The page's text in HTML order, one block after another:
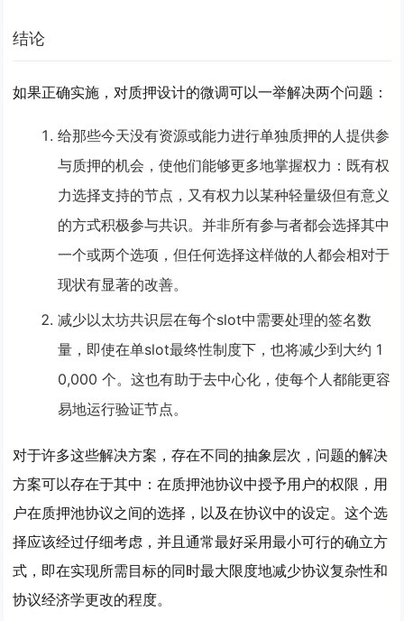
结论
如果正确实施，对质押设计的微调可以一举解决两个问题：
给那些今天没有资源或能力进行单独质押的人提供参
与质押的机会，使他们能够更多地掌握权力：既有权
力选择支持的节点，又有权力以某种轻量级但有意义
的方式积极参与共识。并非所有参与者都会选择其中
一个或两个选项，但任何选择这样做的人都会相对于
现状有显著的改善。
减少以太坊共识层在每个slot中需要处理的签名数
量，即使在单slot最终性制度下，也将减少到大约 1
0,000 个。这也有助于去中心化，使每个人都能更容
易地运行验证节点。
对于许多这些解决方案，存在不同的抽象层次，问题的解决
方案可以存在于其中：在质押池协议中授予用户的权限，用
户在质押池协议之间的选择，以及在协议中的设定。这个选
择应该经过仔细考虑，并且通常最好采用最小可行的确立方
式，即在实现所需目标的同时最大限度地减少协议复杂性和
协议经济学更改的程度。